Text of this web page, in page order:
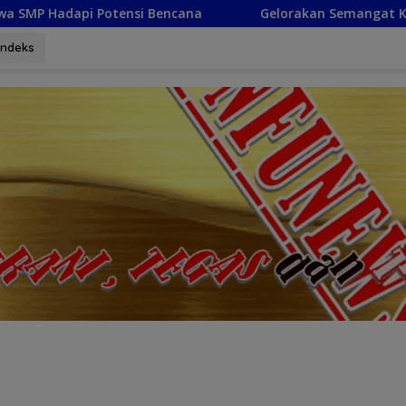
Gelorakan Semangat Kemerdekaan, Camat Marisa